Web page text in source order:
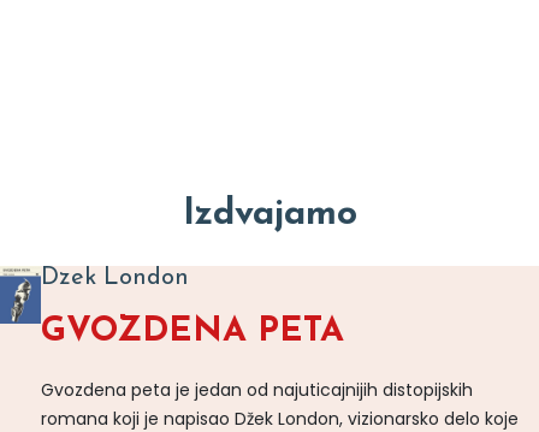
Izdvajamo
Dzek London
GVOZDENA PETA
Gvozdena peta je jedan od najuticajnijih distopijskih
romana koji je napisao Džek London, vizionarsko delo koje